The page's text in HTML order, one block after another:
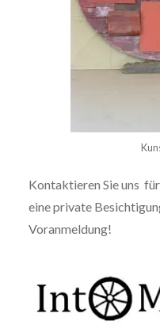
Kontaktieren Sie uns
eine private
Voranmeldung!